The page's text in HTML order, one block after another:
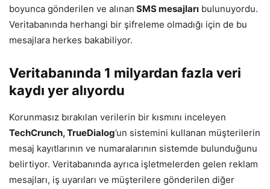
boyunca gönderilen ve alınan SMS mesajları bulunuyordu.
Veritabanında herhangi bir şifreleme olmadığı için de bu
mesajlara herkes bakabiliyor.
Veritabanında 1 milyardan fazla veri
kaydı yer alıyordu
Korunmasız bırakılan verilerin bir kısmını inceleyen
TechCrunch, TrueDialog’un sistemini kullanan müşterilerin
mesaj kayıtlarının ve numaralarının sistemde bulunduğunu
belirtiyor. Veritabanında ayrıca işletmelerden gelen reklam
mesajları, iş uyarıları ve müşterilere gönderilen diğer